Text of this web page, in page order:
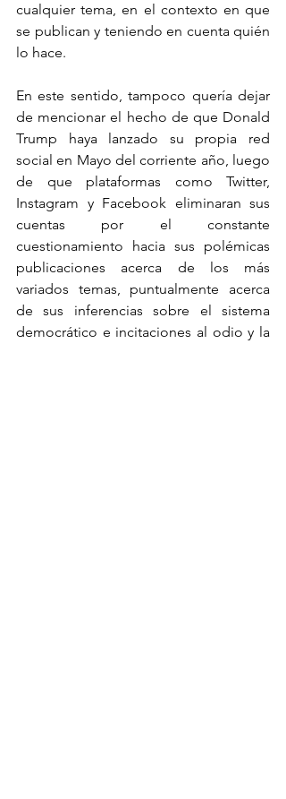
cualquier tema, en el contexto en que
se publican y teniendo en cuenta quién
lo hace.
En este sentido, tampoco quería dejar
de mencionar el hecho de que Donald
Trump haya lanzado su propia red
social en Mayo del corriente año, luego
de que plataformas como Twitter,
Instagram y Facebook eliminaran sus
cuentas por el constante
cuestionamiento hacia sus polémicas
publicaciones acerca de los más
variados temas, puntualmente acerca
de sus inferencias sobre el sistema
democrático e incitaciones al odio y la